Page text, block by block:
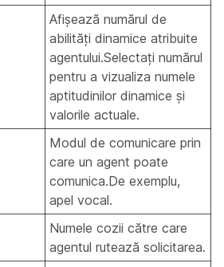
Afișează numărul de
abilități dinamice atribuite
agentului.Selectați numărul
pentru a vizualiza numele
aptitudinilor dinamice și
valorile actuale.
Modul de comunicare prin
care un agent poate
comunica.De exemplu,
apel vocal.
Numele cozii către care
agentul rutează solicitarea.